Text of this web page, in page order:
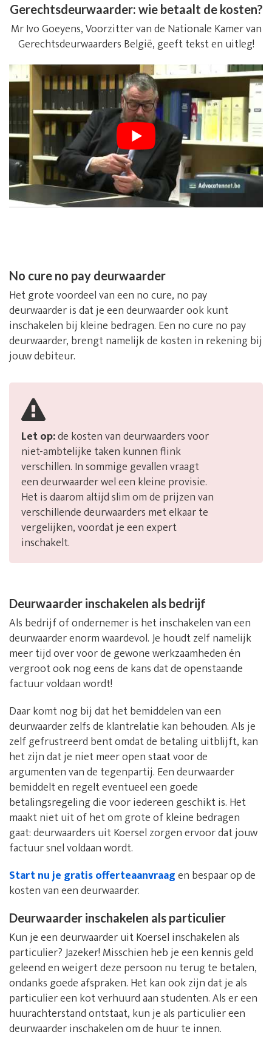
Gerechtsdeurwaarder: wie betaalt de kosten?
Mr Ivo Goeyens, Voorzitter van de Nationale Kamer van
Gerechtsdeurwaarders België, geeft tekst en uitleg!
No cure no pay deurwaarder
Het grote voordeel van een no cure, no pay
deurwaarder is dat je een deurwaarder ook kunt
inschakelen bij kleine bedragen. Een no cure no pay
deurwaarder, brengt namelijk de kosten in rekening bij
jouw debiteur.
Let op:de kosten van deurwaarders voor
niet-ambtelijke taken kunnen flink
verschillen. In sommige gevallen vraagt
een deurwaarder wel een kleine provisie.
Het is daarom altijd slim om de prijzen van
verschillende deurwaarders met elkaar te
vergelijken, voordat je een expert
inschakelt.
Deurwaarder inschakelen als bedrijf
Als bedrijf of ondernemer is het inschakelen van een
deurwaarder enorm waardevol. Je houdt zelf namelijk
meer tijd over voor de gewone werkzaamheden én
vergroot ook nog eens de kans dat de openstaande
factuur voldaan wordt!
Daar komt nog bij dat het bemiddelen van een
deurwaarder zelfs de klantrelatie kan behouden. Als je
zelf gefrustreerd bent omdat de betaling uitblijft, kan
het zijn dat je niet meer open staat voor de
argumenten van de tegenpartij. Een deurwaarder
bemiddelt en regelt eventueel een goede
betalingsregeling die voor iedereen geschikt is. Het
maakt niet uit of het om grote of kleine bedragen
gaat: deurwaarders uit Koersel zorgen ervoor dat jouw
factuur snel voldaan wordt.
Start nu je gratis offerteaanvraagen bespaar op de
kosten van een deurwaarder.
Deurwaarder inschakelen als particulier
Kun je een deurwaarder uit Koersel inschakelen als
particulier? Jazeker! Misschien heb je een kennis geld
geleend en weigert deze persoon nu terug te betalen,
ondanks goede afspraken. Het kan ook zijn dat je als
particulier een kot verhuurd aan studenten. Als er een
huurachterstand ontstaat, kun je als particulier een
deurwaarder inschakelen om de huur te innen.